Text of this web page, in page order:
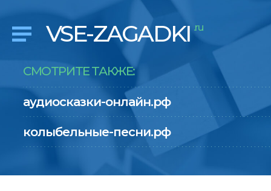
VSE-ZAGADKI .ru
СМОТРИТЕ ТАКЖЕ:
аудиосказки-онлайн.рф
колыбельные-песни.рф